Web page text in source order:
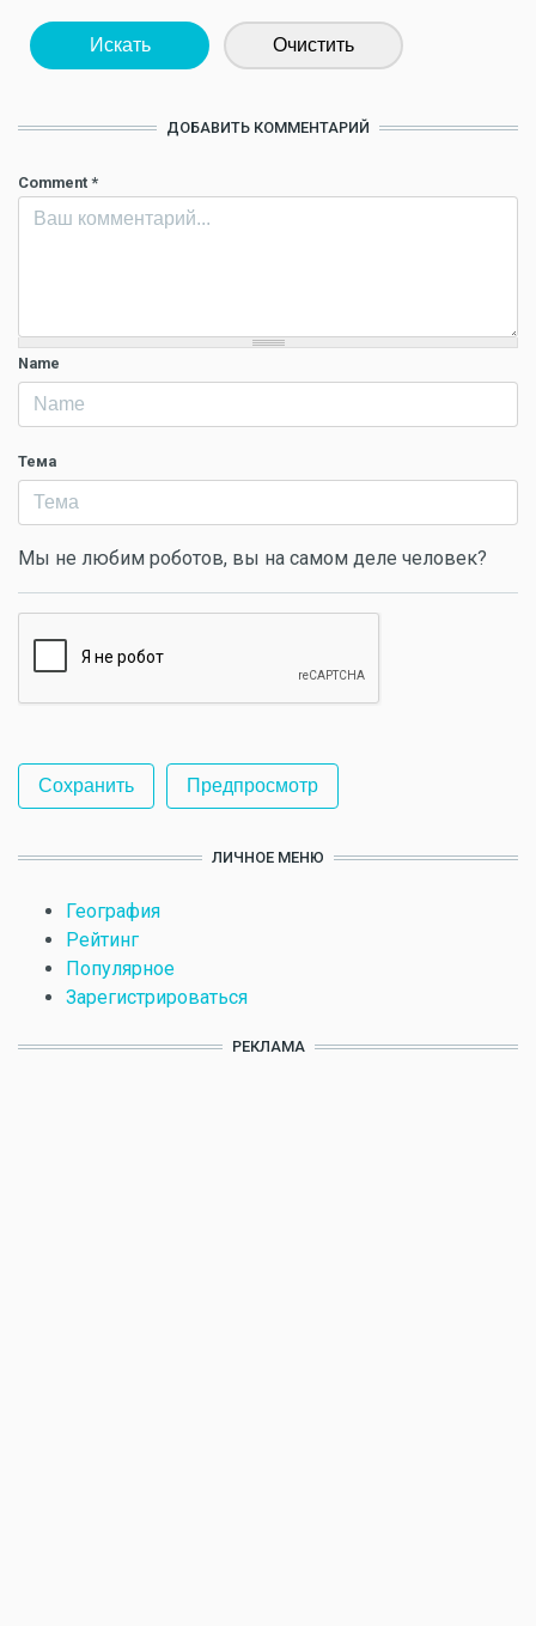
Искать Очистить
ДОБАВИТЬ КОММЕНТАРИЙ
Comment *
Name
Тема
Мы не любим роботов, вы на самом деле человек?
ЛИЧНОЕ МЕНЮ
География
Рейтинг
Популярное
Зарегистрироваться
РЕКЛАМА